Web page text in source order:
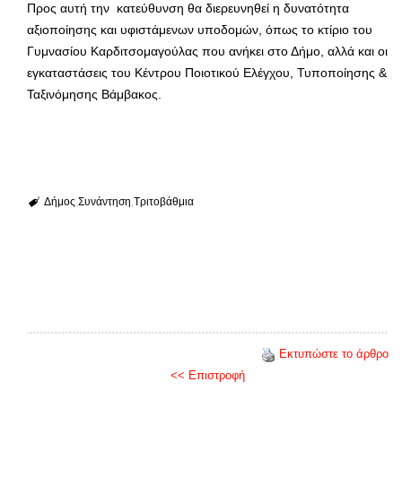
Προς αυτή την κατεύθυνση θα διερευνηθεί η δυνατότητα
αξιοποίησης και υφιστάμενων υποδομών, όπως το κτίριο του
Γυμνασίου Καρδιτσομαγούλας που ανήκει στο Δήμο, αλλά και οι
εγκαταστάσεις του Κέντρου Ποιοτικού Ελέγχου, Τυποποίησης &
Ταξινόμησης Βάμβακος.
Δήμος Συνάντηση Τριτοβάθμια
Εκτυπώστε το άρθρο
<< Επιστροφή